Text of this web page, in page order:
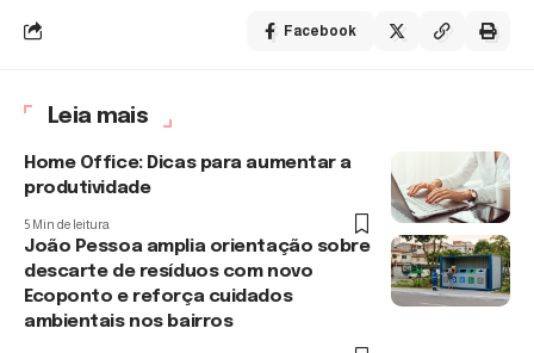
Facebook
Leia mais
Home Office: Dicas para aumentar a
produtividade
5 Min de leitura
João Pessoa amplia orientação sobre
descarte de resíduos com novo
Ecoponto e reforça cuidados
ambientais nos bairros